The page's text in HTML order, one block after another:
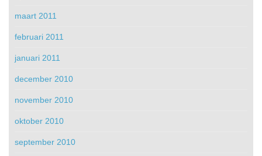
maart 2011
februari 2011
januari 2011
december 2010
november 2010
oktober 2010
september 2010